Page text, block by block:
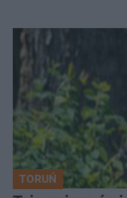
TORUŃ